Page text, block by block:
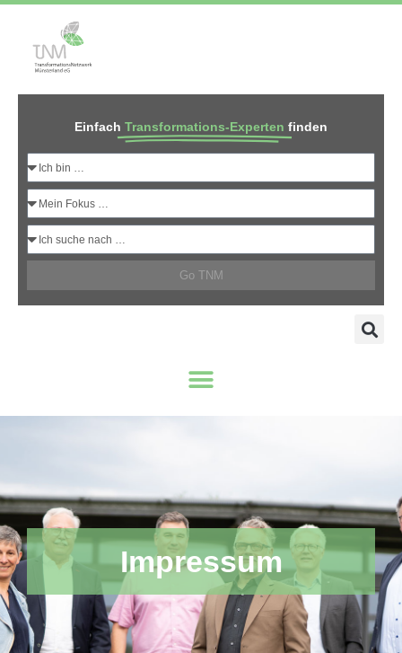
Einfach Transformations-Experten finden
Go TNM
Impressum